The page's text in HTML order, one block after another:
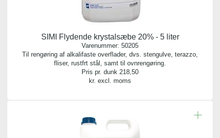
SIMI Flydende krystalsæbe 20% - 5 liter
Varenummer: 50205
Til rengøring af alkalifaste overflader, dvs. stengulve, terazzo,
fliser, rustfrt stål, samt til ovnrengøring.
Pris pr. dunk 218,50
kr. excl. moms